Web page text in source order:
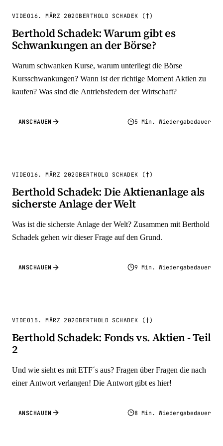
VIDEO16. MÄRZ 2020BERTHOLD SCHADEK (†)
Berthold Schadek: Warum gibt es
Schwankungen an der Börse?
Warum schwanken Kurse, warum unterliegt die Börse
Kursschwankungen? Wann ist der richtige Moment Aktien zu
kaufen? Was sind die Antriebsfedern der Wirtschaft?
ANSCHAUEN 5 Min. Wiedergabedauer
VIDEO16. MÄRZ 2020BERTHOLD SCHADEK (†)
Berthold Schadek: Die Aktienanlage als
sicherste Anlage der Welt
Was ist die sicherste Anlage der Welt? Zusammen mit Berthold
Schadek gehen wir dieser Frage auf den Grund.
ANSCHAUEN 9 Min. Wiedergabedauer
VIDEO15. MÄRZ 2020BERTHOLD SCHADEK (†)
Berthold Schadek: Fonds vs. Aktien - Teil
2
Und wie sieht es mit ETF´s aus? Fragen über Fragen die nach
einer Antwort verlangen! Die Antwort gibt es hier!
ANSCHAUEN 8 Min. Wiedergabedauer